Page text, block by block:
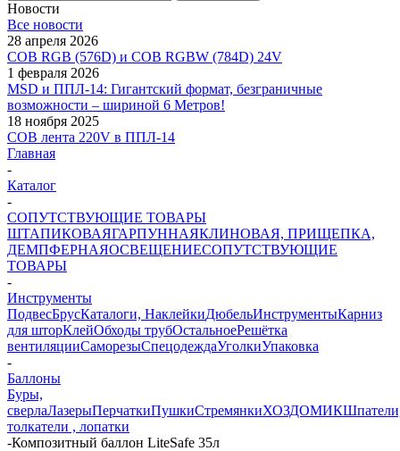
Новости
Все новости
28 апреля 2026
COB RGB (576D) и COB RGBW (784D) 24V
1 февраля 2026
MSD и ППЛ-14: Гигантский формат, безграничные
возможности – шириной 6 Метров!
18 ноября 2025
COB лента 220V в ППЛ-14
Главная
-
Каталог
-
СОПУТСТВУЮЩИЕ ТОВАРЫ
ШТАПИКОВАЯГАРПУННАЯКЛИНОВАЯ, ПРИЩЕПКА,
ДЕМПФЕРНАЯОСВЕЩЕНИЕСОПУТСТВУЮЩИЕ
ТОВАРЫ
-
Инструменты
ПодвесБрусКаталоги, НаклейкиДюбельИнструментыКарниз
для шторКлейОбходы трубОстальноеРешётка
вентиляцииСаморезыСпецодеждаУголкиУпаковка
-
Баллоны
Буры,
сверлаЛазерыПерчаткиПушкиСтремянкиХОЗДОМИК
толкатели , лопатки
-Композитный баллон LiteSafe 35л